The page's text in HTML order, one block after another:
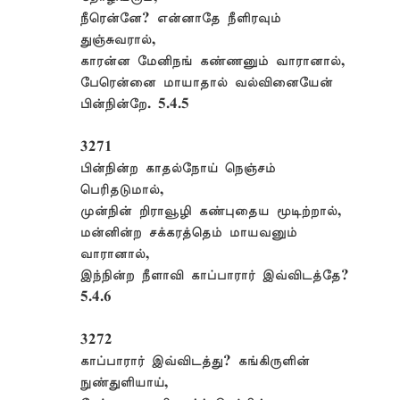
நீரென்னே? என்னாதே நீளிரவும்
துஞ்சுவரால்,
காரன்ன மேனிநங் கண்ணனும் வாரானால்,
பேரென்னை மாயாதால் வல்வினையேன்
பின்நின்றே. 5.4.5
3271
பின்நின்ற காதல்நோய் நெஞ்சம்
பெரிதடுமால்,
முன்நின் றிராவூழி கண்புதைய மூடிற்றால்,
மன்னின்ற சக்கரத்தெம் மாயவனும்
வாரானால்,
இந்நின்ற நீளாவி காப்பாரார் இவ்விடத்தே?
5.4.6
3272
காப்பாரார் இவ்விடத்து? கங்கிருளின்
நுண்துளியாய்,